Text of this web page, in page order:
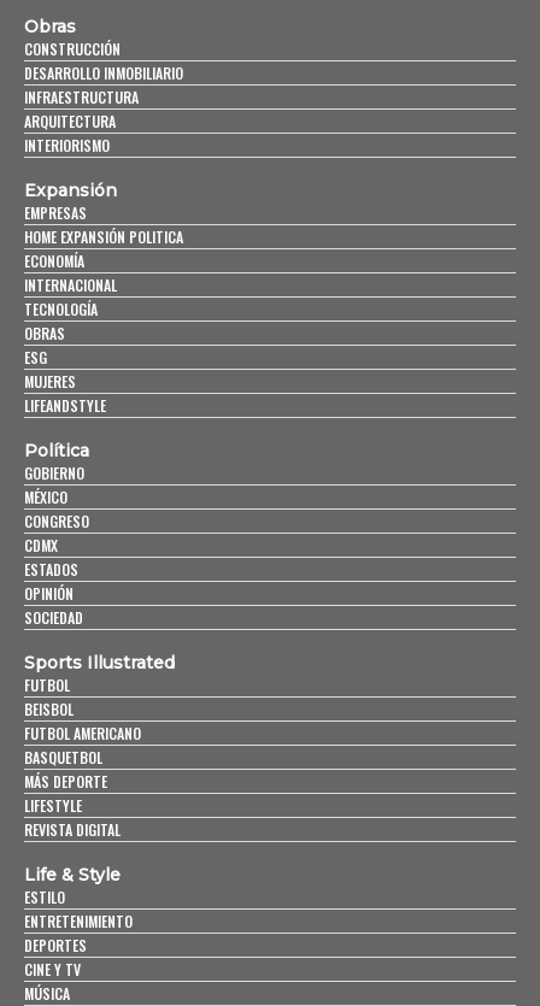
Obras
CONSTRUCCIÓN
DESARROLLO INMOBILIARIO
INFRAESTRUCTURA
ARQUITECTURA
INTERIORISMO
Expansión
EMPRESAS
HOME EXPANSIÓN POLITICA
ECONOMÍA
INTERNACIONAL
TECNOLOGÍA
OBRAS
ESG
MUJERES
LIFEANDSTYLE
Política
GOBIERNO
MÉXICO
CONGRESO
CDMX
ESTADOS
OPINIÓN
SOCIEDAD
Sports Illustrated
FUTBOL
BEISBOL
FUTBOL AMERICANO
BASQUETBOL
MÁS DEPORTE
LIFESTYLE
REVISTA DIGITAL
Life & Style
ESTILO
ENTRETENIMIENTO
DEPORTES
CINE Y TV
MÚSICA